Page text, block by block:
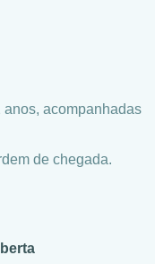
anos, acompanhadas
de chegada.